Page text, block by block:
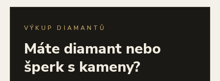
VÝKUP DIAMANTŮ
Máte diamant nebo
šperk s kameny?